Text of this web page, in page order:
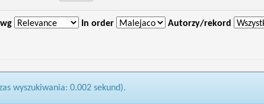
In order Autorzy/rekord
wyszukiwania: 0.002 sekund).